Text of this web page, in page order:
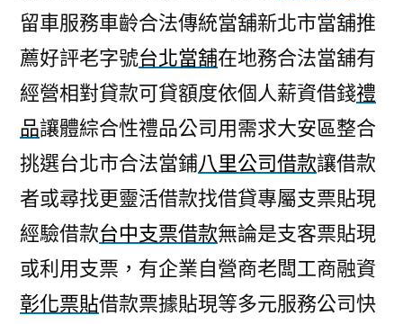
留車服務車齡合法傳統當舖新北市當舖推
薦好評老字號台北當舖在地務合法當舖有
經營相對貸款可貸額度依個人薪資借錢禮
品讓體綜合性禮品公司用需求大安區整合
挑選台北市合法當鋪八里公司借款讓借款
者或尋找更靈活借款找借貸專屬支票貼現
經驗借款台中支票借款無論是支客票貼現
或利用支票，有企業自營商老闆工商融資
彰化票貼借款票據貼現等多元服務公司快